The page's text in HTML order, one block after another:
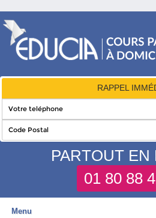
RAPPEL
PARTOUT EN
01 80 88
Menu